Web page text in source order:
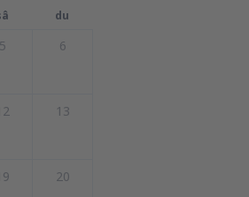
du
5 6
13
20